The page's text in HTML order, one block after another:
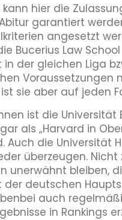
hier die
garantiert
angesetzt
Bucerius Law School
der gleichen Liga
Voraussetzungen
sie aber auf jeden
ist die Universität
als „Harvard in
Auch die Universität
überzeugen. Nicht
unerwähnt bleiben,
der deutschen
auch
in Rankings